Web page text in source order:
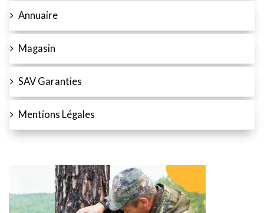
Annuaire
Magasin
SAV Garanties
Mentions Légales